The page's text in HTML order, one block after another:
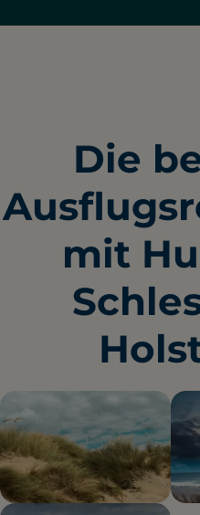
Die
mit